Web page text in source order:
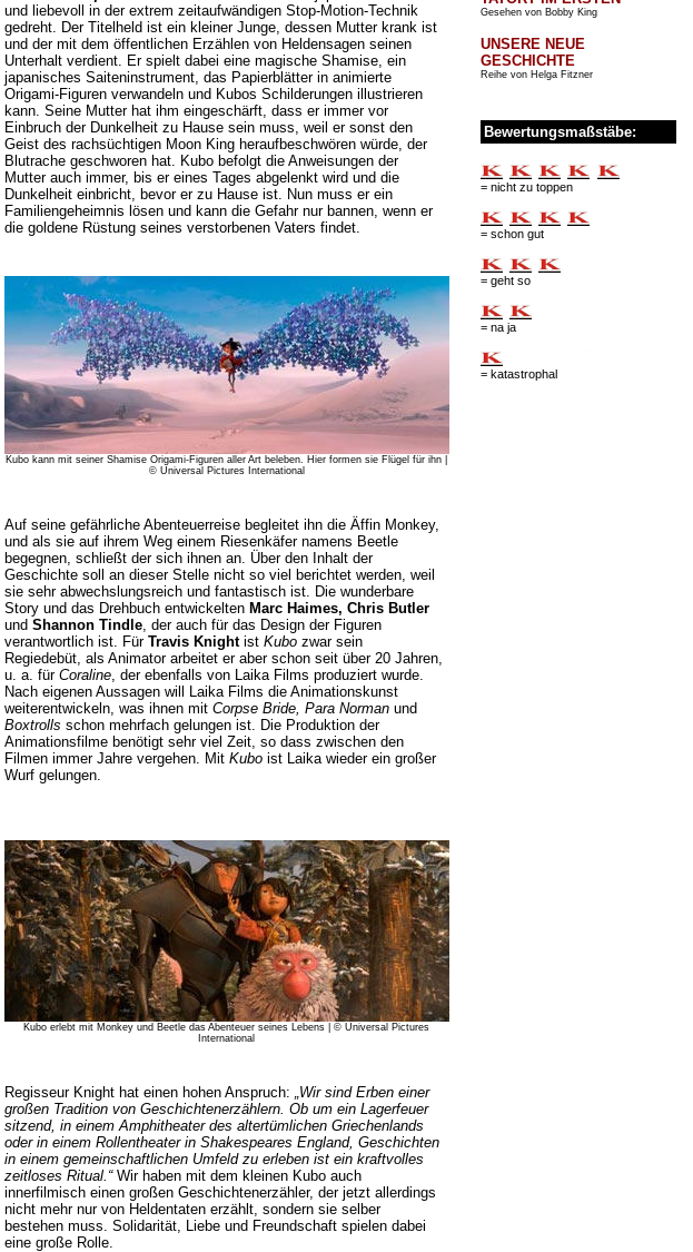
und liebevoll in der extrem zeitaufwändigen Stop-Motion-Technik
gedreht. Der Titelheld ist ein kleiner Junge, dessen Mutter krank ist
und der mit dem öffentlichen Erzählen von Heldensagen seinen
Unterhalt verdient. Er spielt dabei eine magische Shamise, ein
japanisches Saiteninstrument, das Papierblätter in animierte
Origami-Figuren verwandeln und Kubos Schilderungen illustrieren
kann. Seine Mutter hat ihm eingeschärft, dass er immer vor
Einbruch der Dunkelheit zu Hause sein muss, weil er sonst den
Geist des rachsüchtigen Moon King heraufbeschwören würde, der
Blutrache geschworen hat. Kubo befolgt die Anweisungen der
Mutter auch immer, bis er eines Tages abgelenkt wird und die
Dunkelheit einbricht, bevor er zu Hause ist. Nun muss er ein
Familiengeheimnis lösen und kann die Gefahr nur bannen, wenn er
die goldene Rüstung seines verstorbenen Vaters findet.
Kubo kann mit seiner Shamise Origami-Figuren aller Art beleben. Hier formen sie Flügel für ihn |
© Universal Pictures International
Auf seine gefährliche Abenteuerreise begleitet ihn die Äffin Monkey,
und als sie auf ihrem Weg einem Riesenkäfer namens Beetle
begegnen, schließt der sich ihnen an. Über den Inhalt der
Geschichte soll an dieser Stelle nicht so viel berichtet werden, weil
sie sehr abwechslungsreich und fantastisch ist. Die wunderbare
Story und das Drehbuch entwickelten Marc Haimes, Chris Butler
und Shannon Tindle, der auch für das Design der Figuren
verantwortlich ist. Für Travis Knightist Kubozwar sein
Regiedebüt, als Animator arbeitet er aber schon seit über 20 Jahren,
u. a. für Coraline, der ebenfalls von Laika Films produziert wurde.
Nach eigenen Aussagen will Laika Films die Animationskunst
weiterentwickeln, was ihnen mit Corpse Bride, Para Normanund
Boxtrolls schon mehrfach gelungen ist. Die Produktion der
Animationsfilme benötigt sehr viel Zeit, so dass zwischen den
Filmen immer Jahre vergehen. Mit Kuboist Laika wieder ein großer
Wurf gelungen.
Kubo erlebt mit Monkey und Beetle das Abenteuer seines Lebens | © Universal Pictures
International
Regisseur Knight hat einen hohen Anspruch: „Wir sind Erben einer
großen Tradition von Geschichtenerzählern. Ob um ein Lagerfeuer
sitzend, in einem Amphitheater des altertümlichen Griechenlands
oder in einem Rollentheater in Shakespeares England, Geschichten
in einem gemeinschaftlichen Umfeld zu erleben ist ein kraftvolles
zeitloses Ritual.“Wir haben mit dem kleinen Kubo auch
innerfilmisch einen großen Geschichtenerzähler, der jetzt allerdings
nicht mehr nur von Heldentaten erzählt, sondern sie selber
bestehen muss. Solidarität, Liebe und Freundschaft spielen dabei
eine große Rolle.
Gesehen von Bobby King
UNSERE NEUE
GESCHICHTE
Reihe von Helga Fitzner
Bewertungsmaßstäbe:
= nicht zu toppen
= schon gut
= geht so
= na ja
= katastrophal